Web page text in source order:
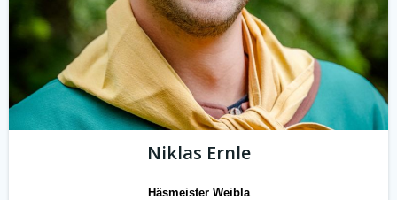
Niklas Ernle
Häsmeister Weibla